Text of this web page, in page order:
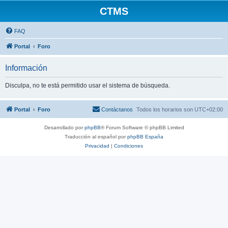
CTMS
FAQ
Portal Foro
Información
Disculpa, no te está permitido usar el sistema de búsqueda.
Portal Foro Todos los horarios son UTC+02:00
Contáctanos
Desarrollado porphpBB® Forum Software © phpBB Limited
Traducción al español porphpBB España
Privacidad | Condiciones